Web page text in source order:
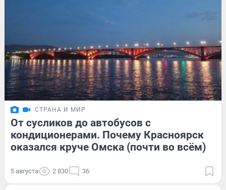
СТРАНА И МИР
От сусликов до автобусов с
кондиционерами. Почему Красноярск
оказался круче Омска (почти во всём)
5 августа 2 830 36